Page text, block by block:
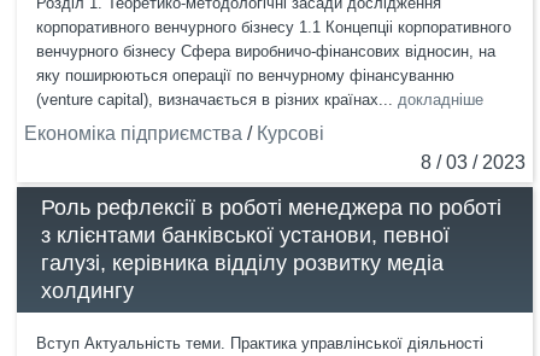
корпоративного венчурного бізнесу 1.1 Концепціі корпоративного
венчурного бізнесу Сфера виробничо-фінансових відносин, на
яку поширюються операції по венчурному фінансуванню
(venture capital), визначається в різних країнах... докладніше
Економіка підприємства / Курсові
8 / 03 / 2023
Роль рефлексії в роботі менеджера по роботі
з клієнтами банківської установи, певної
галузі, керівника відділу розвитку медіа
холдингу
Вступ Актуальність теми. Практика управлінської діяльності